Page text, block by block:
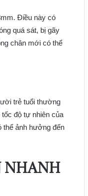
Điều này có
quá sát, bị gãy
chân mới có thể
trẻ tuổi thường
độ tự nhiên của
thể ảnh hưởng đến
NHANH